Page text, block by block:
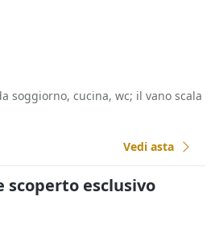
soggiorno, cucina, wc; il vano scala
Vedi asta
scoperto esclusivo